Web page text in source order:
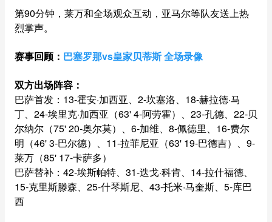
第90分钟，莱万和全场观众互动，亚马尔等队友送上热
烈掌声。
赛事回顾： 巴塞罗那vs皇家贝蒂斯 全场录像
双方出场阵容：
巴萨首发：13-霍安·加西亚、2-坎塞洛、18-赫拉德·马
丁、24-埃里克·加西亚（63' 4-阿劳霍）、23-孔德、22-贝
尔纳尔（75' 20-奥尔莫）、6-加维、8-佩德里、16-费尔
明（46' 3-巴尔德）、11-拉菲尼亚（63' 19-巴德吉）、9-
莱万（85' 17-卡萨多）
巴萨替补：42-埃斯帕特、31-迭戈·科肯、14-拉什福德、
15-克里斯滕森、25-什琴斯尼、43-托米·马奎斯、5-库巴
西